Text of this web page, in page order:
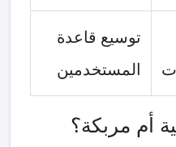
توسيع قاعدة
المستخدمين
أم مربكة؟